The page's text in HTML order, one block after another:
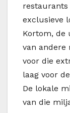
restaurants
exclusieve
Kortom, de
van andere
voor die
laag voor
De lokale
van die